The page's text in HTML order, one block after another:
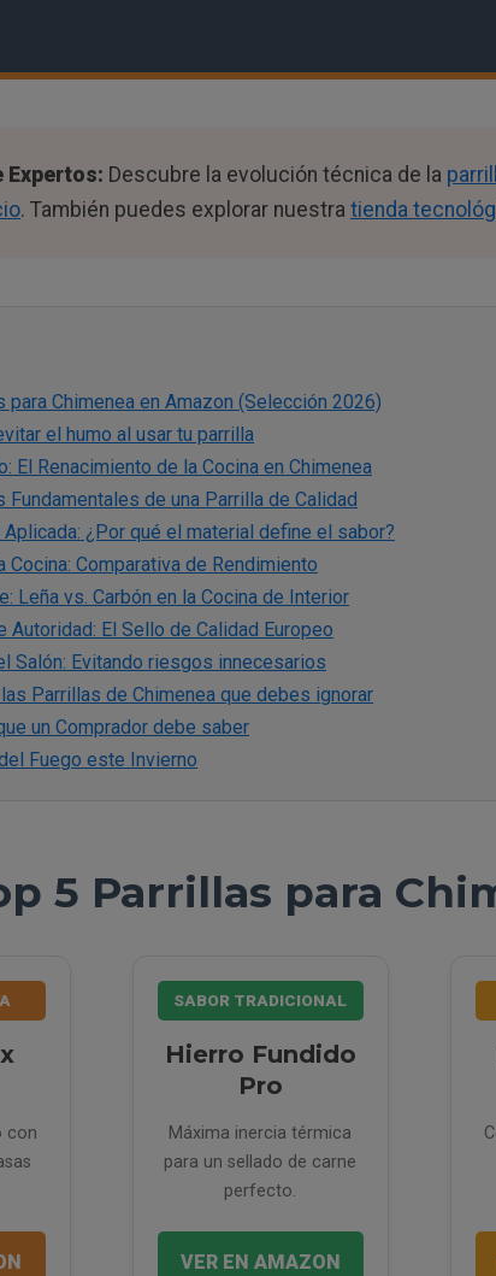
Expertos: Descubre la evolución técnica de la
. También puedes explorar nuestra tienda
para Chimenea en Amazon (Selección 2026)
el humo al usar tu parrilla
El Renacimiento de la Cocina en Chimenea
de una Parrilla de Calidad
Aplicada: ¿Por qué el material define el sabor?
Cocina: Comparativa de Rendimiento
Leña vs. Carbón en la Cocina de Interior
El Sello de Calidad Europeo
Salón: Evitando riesgos innecesarios
Parrillas de Chimenea que debes ignorar
un Comprador debe saber
Fuego este Invierno
5 Parrillas para
con
SABOR TRADICIONAL
Hierro Fundido
Pro
Máxima inercia térmica
para un sellado de carne
perfecto.
VER EN AMAZON